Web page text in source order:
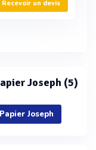
Recevoir un devis
Joseph (5)
Joseph